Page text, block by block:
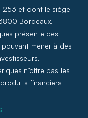
253 et dont le siège
Bordeaux.
présente des
mener à des
n’offre pas les
financiers